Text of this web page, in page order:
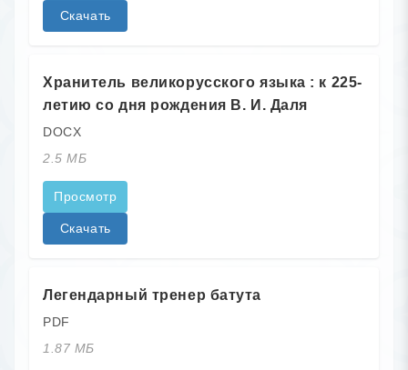
Скачать
Хранитель великорусского языка : к 225-
летию со дня рождения В. И. Даля
DOCX
2.5 МБ
Просмотр
Скачать
Легендарный тренер батута
PDF
1.87 МБ